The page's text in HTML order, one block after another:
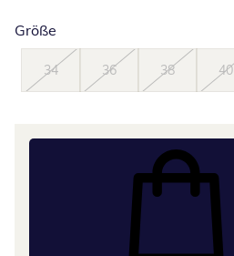
Größe
34 36 38 40